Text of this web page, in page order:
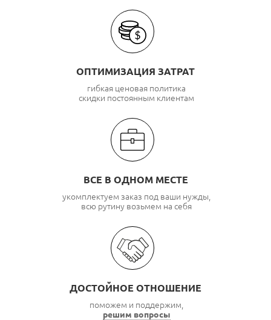
ОПТИМИЗАЦИЯ ЗАТРАТ
гибкая ценовая политика
скидки постоянным клиентам
ВСЕ В ОДНОМ МЕСТЕ
укомплектуем заказ под ваши нужды,
всю рутину возьмем на себя
ДОСТОЙНОЕ ОТНОШЕНИЕ
поможем и поддержим,
решим вопросы